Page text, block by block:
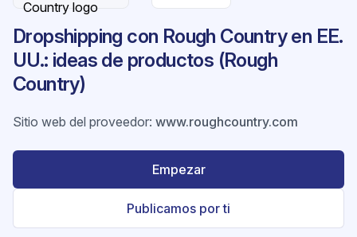
Dropshipping con Rough Country en EE.
UU.: ideas de productos (Rough
Country)
Sitio web del proveedor: www.roughcountry.com
Empezar
Publicamos por ti